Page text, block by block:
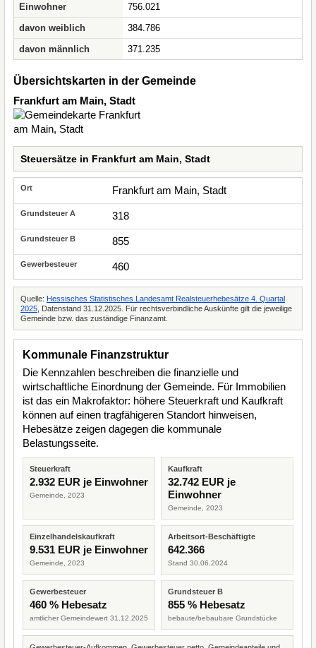
Einwohner
756.021
davon weiblich
384.786
davon männlich
371.235
Übersichtskarten in der Gemeinde
Frankfurt am Main, Stadt
Steuersätze in Frankfurt am Main, Stadt
Frankfurt am Main, Stadt
318
855
460
Quelle: Hessisches Statistisches Landesamt Realsteuerhebesätze 4. Quartal
2025 , Datenstand 31.12.2025. Für rechtsverbindliche Auskünfte gilt die jeweilige
Gemeinde bzw. das zuständige Finanzamt.
Kommunale Finanzstruktur
Die Kennzahlen beschreiben die finanzielle und
wirtschaftliche Einordnung der Gemeinde. Für Immobilien
ist das ein Makrofaktor: höhere Steuerkraft und Kaufkraft
können auf einen tragfähigeren Standort hinweisen,
Hebesätze zeigen dagegen die kommunale
Belastungsseite.
Steuerkraft
2.932 EUR je Einwohner
Gemeinde, 2023
Kaufkraft
32.742 EUR je
Einwohner
Gemeinde, 2023
Einzelhandelskaufkraft
9.531 EUR je Einwohner
Gemeinde, 2023
Arbeitsort-Beschäftigte
642.366
Stand 30.06.2024
Gewerbesteuer
460 % Hebesatz
amtlicher Gemeindewert 31.12.2025
Grundsteuer B
855 % Hebesatz
bebaute/bebaubare Grundstücke